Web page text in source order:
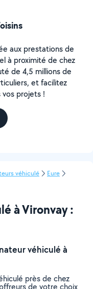
aux prestations de
à proximité de chez
de 4,5 millions de
et facilitez
projets !
véhiculé
Eure
à Vironvay :
véhiculé à
près de chez
de votre choix